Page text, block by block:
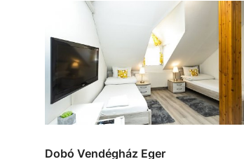
Dobó Vendégház Eger